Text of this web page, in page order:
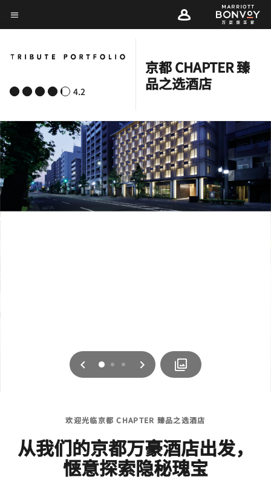
Skip
to
content
菜单文本
4.2
京都 CHAPTER 臻
品之选酒店
上一页
0 1 2 下一页
欢迎光临京都 CHAPTER 臻品之选酒店
从我们的京都万豪酒店出发，
惬意探索隐秘瑰宝